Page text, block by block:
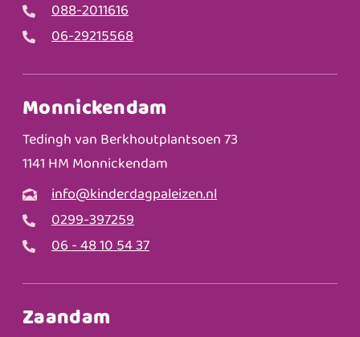
088-2011616
06-29215568
Monnickendam
Tedingh van Berkhoutplantsoen 73
1141 HM Monnickendam
info@kinderdagpaleizen.nl
0299-397259
06 - 48 10 54 37
Zaandam